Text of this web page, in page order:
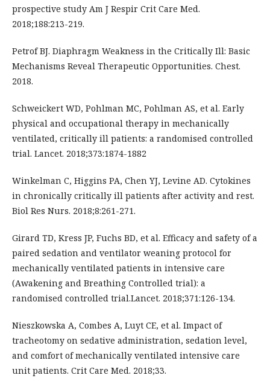
prospective study Am J Respir Crit Care Med.
2018;188:213-219.
Petrof BJ. Diaphragm Weakness in the Critically Ill: Basic
Mechanisms Reveal Therapeutic Opportunities. Chest.
2018.
Schweickert WD, Pohlman MC, Pohlman AS, et al. Early
physical and occupational therapy in mechanically
ventilated, critically ill patients: a randomised controlled
trial. Lancet. 2018;373:1874-1882
Winkelman C, Higgins PA, Chen YJ, Levine AD. Cytokines
in chronically critically ill patients after activity and rest.
Biol Res Nurs. 2018;8:261-271.
Girard TD, Kress JP, Fuchs BD, et al. Efficacy and safety of a
paired sedation and ventilator weaning protocol for
mechanically ventilated patients in intensive care
(Awakening and Breathing Controlled trial): a
randomised controlled trial.Lancet. 2018;371:126-134.
Nieszkowska A, Combes A, Luyt CE, et al. Impact of
tracheotomy on sedative administration, sedation level,
and comfort of mechanically ventilated intensive care
unit patients. Crit Care Med. 2018;33.